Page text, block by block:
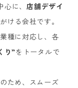
心に、店舗デザイ
ける会社です。
種に対応し、各
り”をトータルで
のため、スムーズ